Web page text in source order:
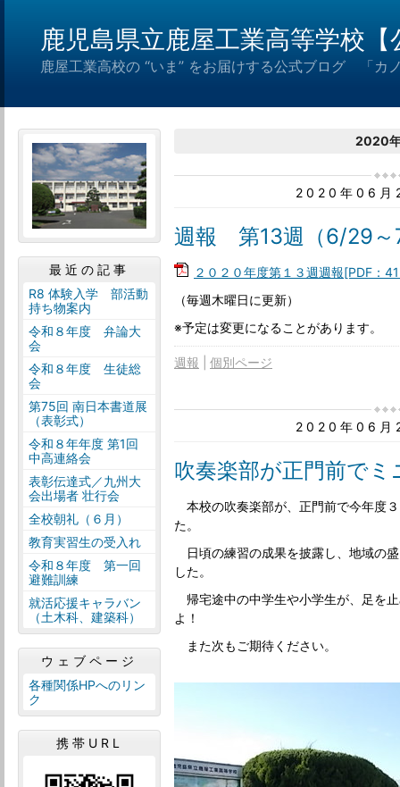
鹿児島県立鹿屋工業高等学校
鹿屋工業高校の “いま” をお届けする公式ブログ 「カ
2020
2020年06月
週報 第13週（6/29～
２０２０年度第１３週週報[PDF：
（毎週木曜日に更新）
※予定は変更になることがあります。
週報 個別ページ
2020年06月
吹奏楽部が正門前で
本校の吹奏楽部が、正門前で今年度
た。
日頃の練習の成果を披露し、地域の
した。
帰宅途中の中学生や小学生が、足を
よ！
また次もご期待ください。
最近の記事
R8 体験入学 部活動
持ち物案内
令和８年度 弁論大
会
令和８年度 生徒総
会
第75回 南日本書道展
（表彰式）
令和８年年度 第1回
中高連絡会
表彰伝達式／九州大
会出場者 壮行会
全校朝礼（６月）
教育実習生の受入れ
令和８年度 第一回
避難訓練
就活応援キャラバン
（土木科、建築科）
ウェブページ
各種関係HPへのリン
ク
携帯URL